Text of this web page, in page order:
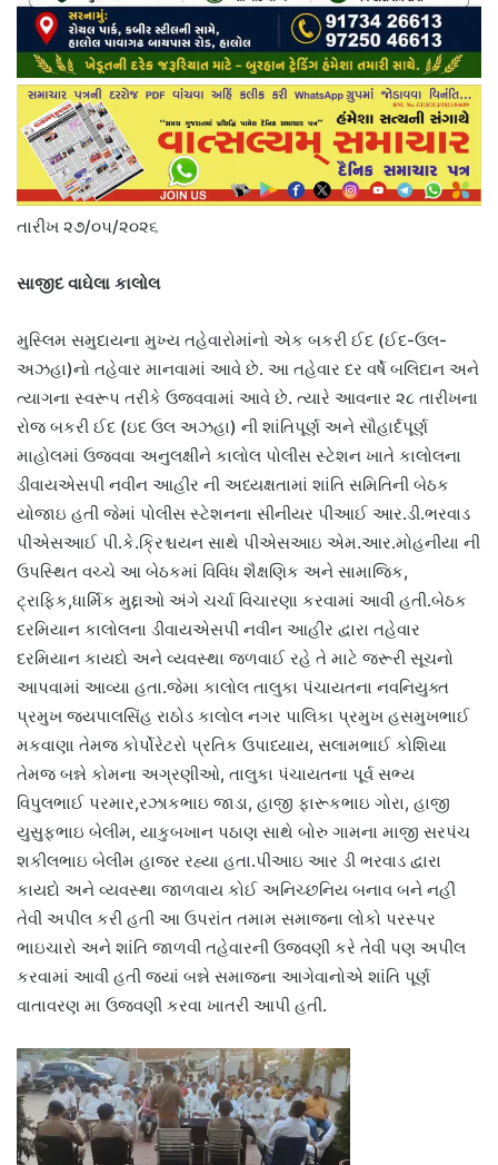
તારીખ ૨૭/૦૫/૨૦૨૬
સાજીદ વાઘેલા કાલોલ
મુસ્લિમ સમુદાયના મુખ્ય તહેવારોમાંનો એક બકરી ઈદ (ઈદ-ઉલ-
અઝહા)નો તહેવાર માનવામાં આવે છે. આ તહેવાર દર વર્ષે બલિદાન અને
ત્યાગના સ્વરૂપ તરીકે ઉજવવામાં આવે છે. ત્યારે આવનાર ૨૮ તારીખના
રોજ બકરી ઈદ (ઇદ ઉલ અઝહા) ની શાંતિપૂર્ણ અને સૌહાર્દપૂર્ણ
માહોલમાં ઉજવવા અનુલક્ષીને કાલોલ પોલીસ સ્ટેશન ખાતે કાલોલના
ડીવાયએસપી નવીન આહીર ની અધ્યક્ષતામાં શાંતિ સમિતિની બેઠક
યોજાઇ હતી જેમાં પોલીસ સ્ટેશનના સીનીયર પીઆઈ આર.ડી.ભરવાડ
પીએસઆઈ પી.કે.ક્રિશ્ચયન સાથે પીએસઆઇ એમ.આર.મોહનીયા ની
ઉપસ્થિત વચ્ચે આ બેઠકમાં વિવિધ શૈક્ષણિક અને સામાજિક,
ટ્રાફિક,ધાર્મિક મુદ્દાઓ અંગે ચર્ચા વિચારણા કરવામાં આવી હતી.બેઠક
દરમિયાન કાલોલના ડીવાયએસપી નવીન આહીર દ્વારા તહેવાર
દરમિયાન કાયદો અને વ્યવસ્થા જળવાઈ રહે તે માટે જરૂરી સૂચનો
આપવામાં આવ્યા હતા.જેમા કાલોલ તાલુકા પંચાયતના નવનિયુક્ત
પ્રમુખ જયપાલસિંહ રાઠોડ કાલોલ નગર પાલિકા પ્રમુખ હસમુખભાઈ
મકવાણા તેમજ કોર્પોરેટરો પ્રતિક ઉપાધ્યાય, સલામભાઈ કોશિયા
તેમજ બન્ને કોમના અગ્રણીઓ, તાલુકા પંચાયતના પૂર્વ સભ્ય
વિપુલભાઈ પરમાર,રઝાકભાઇ જાડા, હાજી ફારૂકભાઇ ગોરા, હાજી
યુસુફભાઇ બેલીમ, યાકુબખાન પઠાણ સાથે બોરુ ગામના માજી સરપંચ
શકીલભાઇ બેલીમ હાજર રહ્યા હતા.પીઆઇ આર ડી ભરવાડ દ્વારા
કાયદો અને વ્યવસ્થા જાળવાય કોઈ અનિચ્છનિય બનાવ બને નહીં
તેવી અપીલ કરી હતી આ ઉપરાંત તમામ સમાજના લોકો પરસ્પર
ભાઇચારો અને શાંતિ જાળવી તહેવારની ઉજવણી કરે તેવી પણ અપીલ
કરવામાં આવી હતી જ્યાં બન્ને સમાજના આગેવાનોએ શાંતિ પૂર્ણ
વાતાવરણ મા ઉજવણી કરવા ખાતરી આપી હતી.